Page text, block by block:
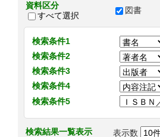
資料区分
すべて選択
図書
検索条件1
検索条件2
検索条件3
検索条件4
検索条件5
検索結果一覧表示 表示数